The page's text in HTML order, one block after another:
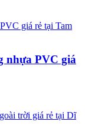
nhựa PVC giá